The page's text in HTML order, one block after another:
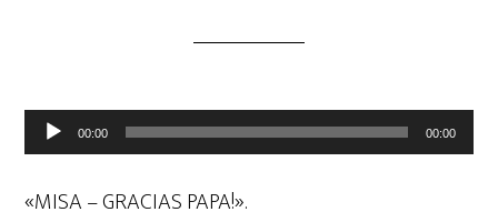
Reproductor
de
audio
00:00 00:00
«MISA – GRACIAS PAPA!».